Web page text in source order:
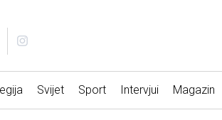
Svijet Sport Intervjui Magazin